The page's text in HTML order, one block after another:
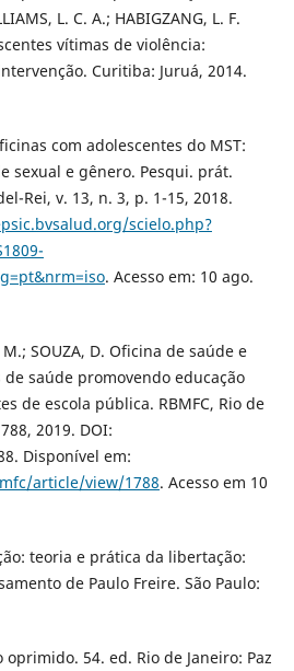
L. C. A.; HABIGZANG, L. F.
vítimas de violência:
Curitiba: Juruá, 2014.
com adolescentes do MST:
sexual e gênero. Pesqui. prát.
Rei, v. 13, n. 3, p. 1-15, 2018.
scielo.php?
. Acesso em: 10 ago.
M.; SOUZA, D. Oficina de saúde e
saúde promovendo educação
de escola pública. RBMFC, Rio de
2019. DOI:
Disponível em:
article/view/1788. Acesso em 10
teoria e prática da libertação:
de Paulo Freire. São Paulo:
oprimido. 54. ed. Rio de Janeiro: Paz